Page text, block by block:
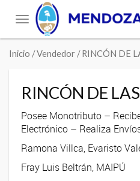
Toggle
navigation
Inicio / Vendedor / RINCÓN DE
RINCÓN DE
Posee Monotributo –
Electrónico – Realiza
Ramona Villca, Evaristo
Fray Luis Beltrán, MAIPÚ